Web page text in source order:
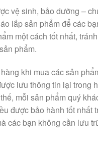
vệ sinh, bảo dưỡng –
lắp sản phẩm để các
một cách tốt nhất,
phẩm.
khi mua các sản
lưu thông tin lại trong
mỗi sản phẩm quý
được bảo hành tốt nhất
các bạn không cần lưu